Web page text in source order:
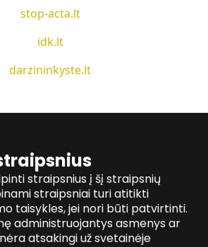
stop-acta.lt
idk.lt
darzininkyste.lt
straipsnius į šį straipsnių
straipsniai turi atitikti
taisykles, jei nori būti patvirtinti.
administruojantys asmenys ar
atsakingi už svetainėje